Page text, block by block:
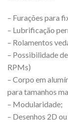
– Furações para
– Lubrificação
– Rolamentos
– Possibilidade
RPMs)
– Corpo em
para tamanhos
– Modularidade;
– Desenhos 2D